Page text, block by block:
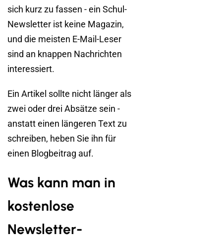
sich kurz zu fassen - ein Schul-
Newsletter ist keine Magazin,
und die meisten E-Mail-Leser
sind an knappen Nachrichten
interessiert.
Ein Artikel sollte nicht länger als
zwei oder drei Absätze sein -
anstatt einen längeren Text zu
schreiben, heben Sie ihn für
einen Blogbeitrag auf.
Was kann man in
kostenlose
Newsletter-